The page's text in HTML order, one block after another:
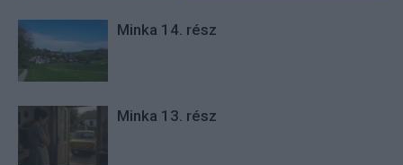
Minka 14. rész
Minka 13. rész